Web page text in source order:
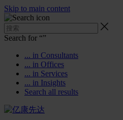
Skip to main content
Search for “”
... in Consultants
... in Offices
... in Services
... in Insights
Search all results